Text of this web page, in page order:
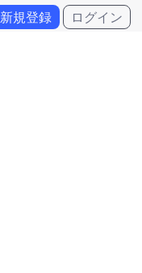
新規登録 ログイン